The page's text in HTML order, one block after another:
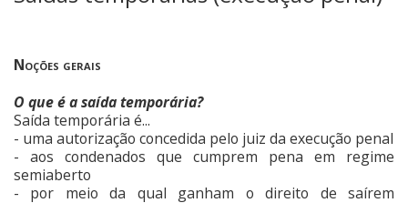
Noções gerais
O que é a saída temporária?
Saída temporária é...
- uma autorização concedida pelo juiz da execução penal
- aos condenados que cumprem pena em regime
semiaberto
- por meio da qual ganham o direito de saírem